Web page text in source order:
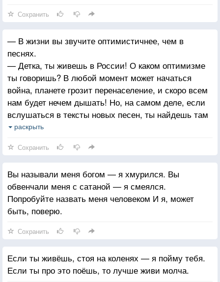
Сохранить
— В жизни вы звучите оптимистичнее, чем в
песнях.
— Детка, ты живешь в России! О каком оптимизме
ты говоришь? В любой момент может начаться
война, планете грозит перенаселение, и скоро всем
нам будет нечем дышать! Но, на самом деле, если
вслушаться в тексты новых песен, ты найдешь там
немало юмора. Один текст, например, я посвятил
самооценку.
раскрыть
Сохранить
Вы называли меня богом — я хмурился. Вы
обвенчали меня с сатаной — я смеялся.
Попробуйте назвать меня человеком И я, может
быть, поверю.
Сохранить
Если ты живёшь, стоя на коленях — я пойму тебя.
Если ты про это поёшь, то лучше живи молча.